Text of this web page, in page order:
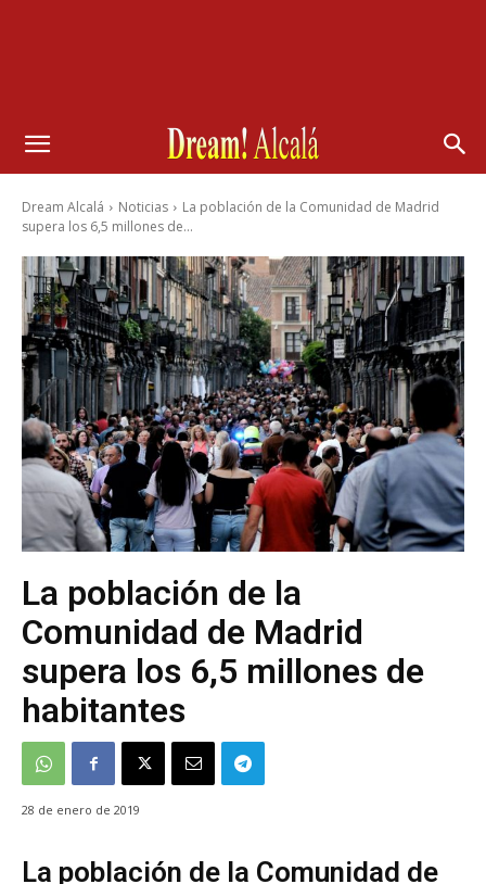
Dream Alcalá Noticias
La población de la Comunidad de Madrid
supera los 6,5 millones de...
La población de la
Comunidad de Madrid
supera los 6,5 millones de
habitantes
28 de enero de 2019
La población de la Comunidad de